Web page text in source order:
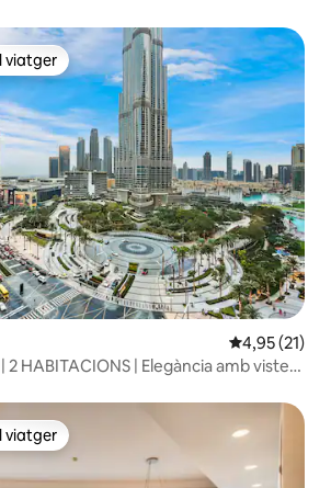
viatger
viatger
4,95 de
4,95 (21)
| 2 HABITACIONS | Elegància amb vistes
viatger
viatger